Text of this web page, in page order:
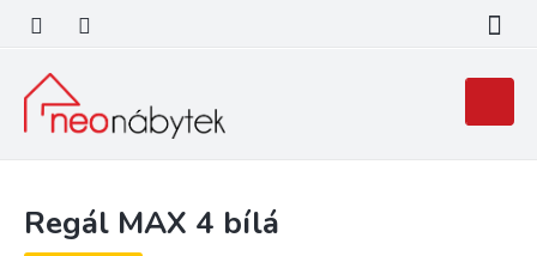
obsah
košík
Regál MAX 4 bílá